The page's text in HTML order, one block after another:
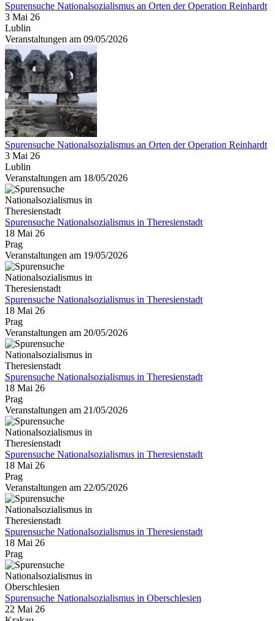
Spurensuche Nationalsozialismus an Orten der Operation Reinhardt
3 Mai 26
Lublin
Veranstaltungen am 09/05/2026
Spurensuche Nationalsozialismus an Orten der Operation Reinhardt
3 Mai 26
Lublin
Veranstaltungen am 18/05/2026
Spurensuche Nationalsozialismus in Theresienstadt
18 Mai 26
Prag
Veranstaltungen am 19/05/2026
Spurensuche Nationalsozialismus in Theresienstadt
18 Mai 26
Prag
Veranstaltungen am 20/05/2026
Spurensuche Nationalsozialismus in Theresienstadt
18 Mai 26
Prag
Veranstaltungen am 21/05/2026
Spurensuche Nationalsozialismus in Theresienstadt
18 Mai 26
Prag
Veranstaltungen am 22/05/2026
Spurensuche Nationalsozialismus in Theresienstadt
18 Mai 26
Prag
Spurensuche Nationalsozialismus in Oberschlesien
22 Mai 26